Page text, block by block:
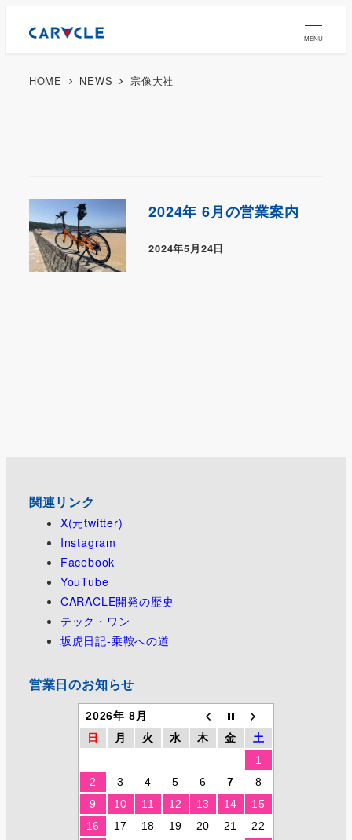
MENU
HOME NEWS 宗像大社
2024年 6月の営業案内
2024年5月24日
関連リンク
X(元twitter)
Instagram
Facebook
YouTube
CARACLE開発の歴史
テック・ワン
坂虎日記-乗鞍への道
営業日のお知らせ
2026年 8月
日
月 火 水 木 金
土
1
2
3 4 5 6 7
8
9
10 11 12 13 14
15
16
17 18 19 20 21
22